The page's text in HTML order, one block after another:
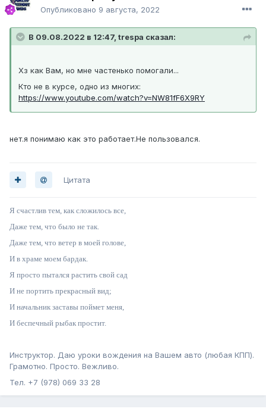
Опубликовано 9 августа, 2022
В 09.08.2022 в 12:47, trespa сказал:
Хз как Вам, но мне частенько помогали...
Кто не в курсе, одно из многих:
https://www.youtube.com/watch?v=NW81fF6X9RY
нет.я понимаю как это работает.Не пользовался.
Цитата
Я счастлив тем, как сложилось все,
Даже тем, что было не так.
Даже тем, что ветер в моей голове,
И в храме моем бардак.
Я просто пытался растить свой сад
И не портить прекрасный вид;
И начальник заставы поймет меня,
И беспечный рыбак простит.
Инструктор. Даю уроки вождения на Вашем авто (любая КПП).
Грамотно. Просто. Вежливо.
Тел. +7 (978) 069 33 28